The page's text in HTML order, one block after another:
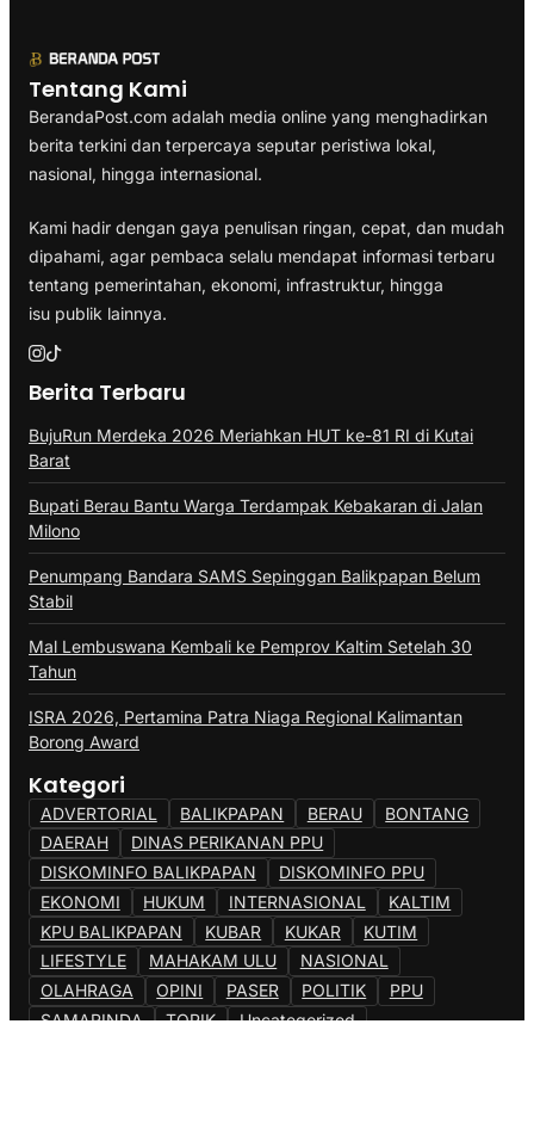
Tentang Kami
BerandaPost.com adalah media online yang menghadirkan
berita terkini dan terpercaya seputar peristiwa lokal,
nasional, hingga internasional.
Kami hadir dengan gaya penulisan ringan, cepat, dan mudah
dipahami, agar pembaca selalu mendapat informasi terbaru
tentang pemerintahan, ekonomi, infrastruktur, hingga
isu publik lainnya.
Berita Terbaru
BujuRun Merdeka 2026 Meriahkan HUT ke-81 RI di Kutai
Barat
Bupati Berau Bantu Warga Terdampak Kebakaran di Jalan
Milono
Penumpang Bandara SAMS Sepinggan Balikpapan Belum
Stabil
Mal Lembuswana Kembali ke Pemprov Kaltim Setelah 30
Tahun
ISRA 2026, Pertamina Patra Niaga Regional Kalimantan
Borong Award
Kategori
ADVERTORIAL BALIKPAPAN BERAU
BONTANG
DAERAH
DINAS PERIKANAN PPU
DISKOMINFO BALIKPAPAN
DISKOMINFO PPU
EKONOMI
HUKUM INTERNASIONAL
KALTIM
KPU BALIKPAPAN
KUBAR KUKAR
KUTIM
LIFESTYLE
MAHAKAM ULU
NASIONAL
OLAHRAGA
OPINI PASER POLITIK
PPU
SAMARINDA
TOPIK Uncategorized